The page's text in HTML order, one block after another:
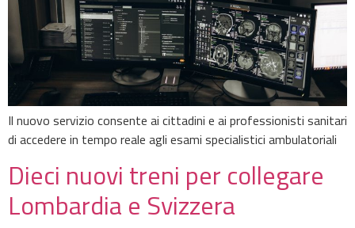
Il nuovo servizio consente ai cittadini e ai professionisti sanitari
di accedere in tempo reale agli esami specialistici ambulatoriali
Dieci nuovi treni per collegare
Lombardia e Svizzera